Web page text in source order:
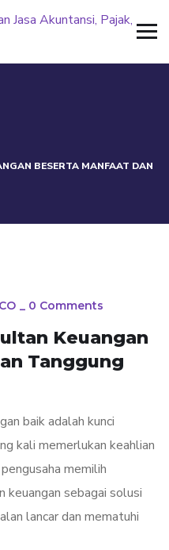
BESERTA MANFAAT DAN
_ 0 Comments
Keuangan
Tanggung
baik adalah kunci
kali memerlukan keahlian
memilih
keuangan sebagai solusi
lancar dan mematuhi